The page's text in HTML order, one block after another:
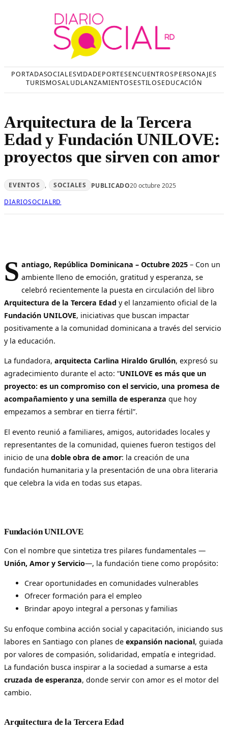
PORTADASOCIALESVIDADEPORTESENCUENTROSPERSONAJES
TURISMOSALUDLANZAMIENTOSESTILOSEDUCACIÓN
Arquitectura de la Tercera
Edad y Fundación UNILOVE:
proyectos que sirven con amor
EVENTOS , SOCIALES PUBLICADO20 octubre 2025
DIARIOSOCIALRD
S antiago, República Dominicana – Octubre 2025 – Con un
ambiente lleno de emoción, gratitud y esperanza, se
celebró recientemente la puesta en circulación del libro
Arquitectura de la Tercera Edad y el lanzamiento oficial de la
Fundación UNILOVE, iniciativas que buscan impactar
positivamente a la comunidad dominicana a través del servicio
y la educación.
La fundadora, arquitecta Carlina Hiraldo Grullón, expresó su
agradecimiento durante el acto: “UNILOVE es más que un
proyecto: es un compromiso con el servicio, una promesa de
acompañamiento y una semilla de esperanza que hoy
empezamos a sembrar en tierra fértil”.
El evento reunió a familiares, amigos, autoridades locales y
representantes de la comunidad, quienes fueron testigos del
inicio de una doble obra de amor: la creación de una
fundación humanitaria y la presentación de una obra literaria
que celebra la vida en todas sus etapas.
Fundación UNILOVE
Con el nombre que sintetiza tres pilares fundamentales —
Unión, Amor y Servicio—, la fundación tiene como propósito:
Crear oportunidades en comunidades vulnerables
Ofrecer formación para el empleo
Brindar apoyo integral a personas y familias
Su enfoque combina acción social y capacitación, iniciando sus
labores en Santiago con planes de expansión nacional, guiada
por valores de compasión, solidaridad, empatía e integridad.
La fundación busca inspirar a la sociedad a sumarse a esta
cruzada de esperanza, donde servir con amor es el motor del
cambio.
Arquitectura de la Tercera Edad